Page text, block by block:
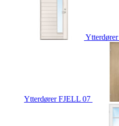
Ytterdører
YtterdørerFJELL 07